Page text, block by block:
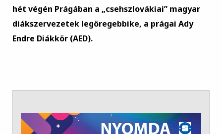
hét végén Prágában a „csehszlovákiai” magyar
diákszervezetek legöregebbike, a prágai Ady
Endre Diákkör (AED).